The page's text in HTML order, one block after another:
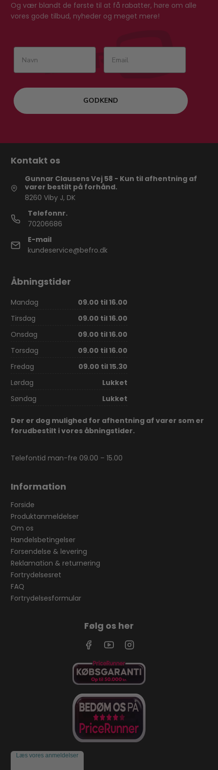
Og vær blandt de første til at få rabatter, høre om alle
vores gode tilbud, nyheder og meget mere!
GODKEND
Kontakt os
Gunnar Clausens Vej 58 - Kun til afhentning af
varer bestilt på forhånd.
8260 Viby J, DK
Telefonnr.
70206686
E-mail
kundeservice@befro.dk
Åbningstider
Mandag
09.00 til 16.00
Tirsdag
09.00 til 16.00
Onsdag
09.00 til 16.00
Torsdag
09.00 til 16.00
Fredag
09.00 til 15.30
Lørdag
Lukket
Søndag
Lukket
Der er dog mulighed for afhentning af varer som er
forudbestilt i vores åbningstider.
Telefontid man-fre 09.00 – 15.00
Information
Forside
Produktanmeldelser
Om os
Handelsbetingelser
Forsendelse & levering
Reklamation & returnering
Fortrydelsesret
FAQ
Fortrydelsesformular
Følg os her
Læs vores anmeldelser